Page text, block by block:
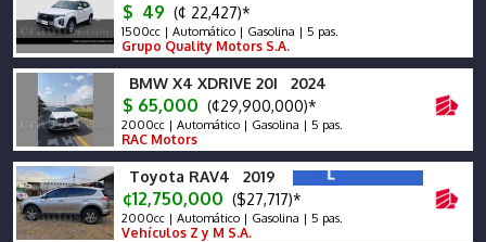
$ 49 (¢ 22,427)*
1500cc | Automático | Gasolina | 5 pas.
Grupo Quality Motors S.A.
BMW X4 XDRIVE 20I 2024
$ 65,000 (¢29,900,000)*
2000cc | Automático | Gasolina | 5 pas.
RAC Motors
Toyota RAV4 2019
¢12,750,000 ($27,717)*
2000cc | Automático | Gasolina | 5 pas.
Vehículos Z y M S.A.